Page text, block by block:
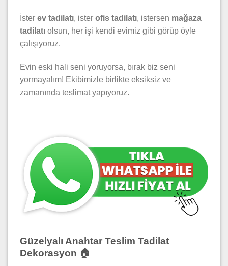
İster ev tadilatı, ister ofis tadilatı, istersen mağaza
tadilatı olsun, her işi kendi evimiz gibi görüp öyle
çalışıyoruz.
Evin eski hali seni yoruyorsa, bırak biz seni
yormayalım! Ekibimizle birlikte eksiksiz ve
zamanında teslimat yapıyoruz.
Güzelyalı Anahtar Teslim Tadilat
Dekorasyon 🏠